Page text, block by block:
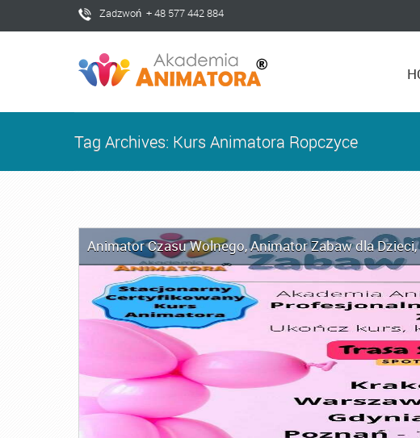
Zadzwoń + 48 577 442 884
Tag Archives: Kurs Animatora Ropczyce
Animator Czasu Wolnego,Animator Zabaw dla Dzieci,